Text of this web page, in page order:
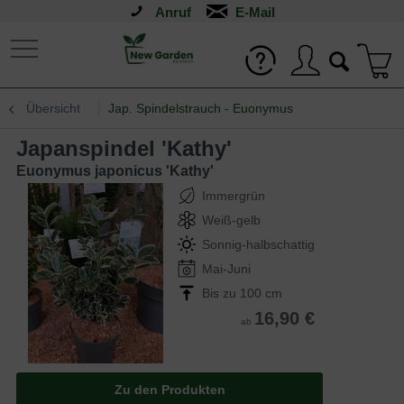
Anruf
Übersicht Jap. Spindelstrauch - Euonymus
Japanspindel 'Kathy'
Euonymus japonicus 'Kathy'
Immergrün
Weiß-gelb
Sonnig-halbschattig
Mai-Juni
Bis zu 100 cm
ab 16,90 €
Zu den Produkten